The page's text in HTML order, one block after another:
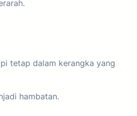
tetap dalam kerangka yang
hambatan.